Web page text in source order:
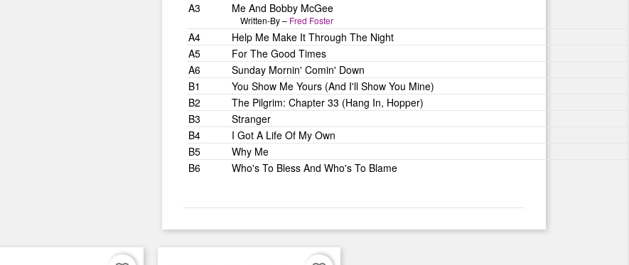
A3
Me And Bobby McGee
Written-By – Fred Foster
A4
Help Me Make It Through The Night
A5
For The Good Times
A6
Sunday Mornin' Comin' Down
B1
You Show Me Yours (And I'll Show You Mine)
B2
The Pilgrim: Chapter 33 (Hang In, Hopper)
B3
Stranger
B4
I Got A Life Of My Own
B5
Why Me
B6
Who's To Bless And Who's To Blame